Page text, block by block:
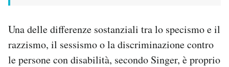
Una delle differenze sostanziali tra lo specismo e il
razzismo, il sessismo o la discriminazione contro
le persone con disabilità, secondo Singer, è proprio